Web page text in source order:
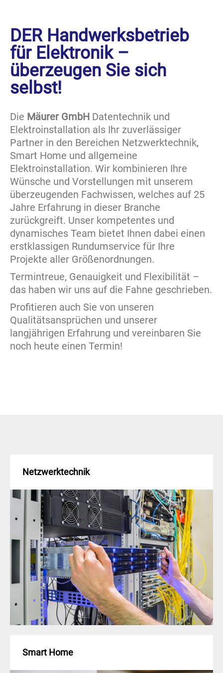
DER Handwerksbetrieb
für Elektronik –
überzeugen Sie sich
selbst!
Die Mäurer GmbH Datentechnik und
Elektroinstallation als Ihr zuverlässiger
Partner in den Bereichen Netzwerktechnik,
Smart Home und allgemeine
Elektroinstallation. Wir kombinieren Ihre
Wünsche und Vorstellungen mit unserem
überzeugenden Fachwissen, welches auf 25
Jahre Erfahrung in dieser Branche
zurückgreift. Unser kompetentes und
dynamisches Team bietet Ihnen dabei einen
erstklassigen Rundumservice für Ihre
Projekte aller Größenordnungen.
Termintreue, Genauigkeit und Flexibilität –
das haben wir uns auf die Fahne geschrieben.
Profitieren auch Sie von unseren
Qualitätsansprüchen und unserer
langjährigen Erfahrung und vereinbaren Sie
noch heute einen Termin!
Netzwerktechnik
Smart Home